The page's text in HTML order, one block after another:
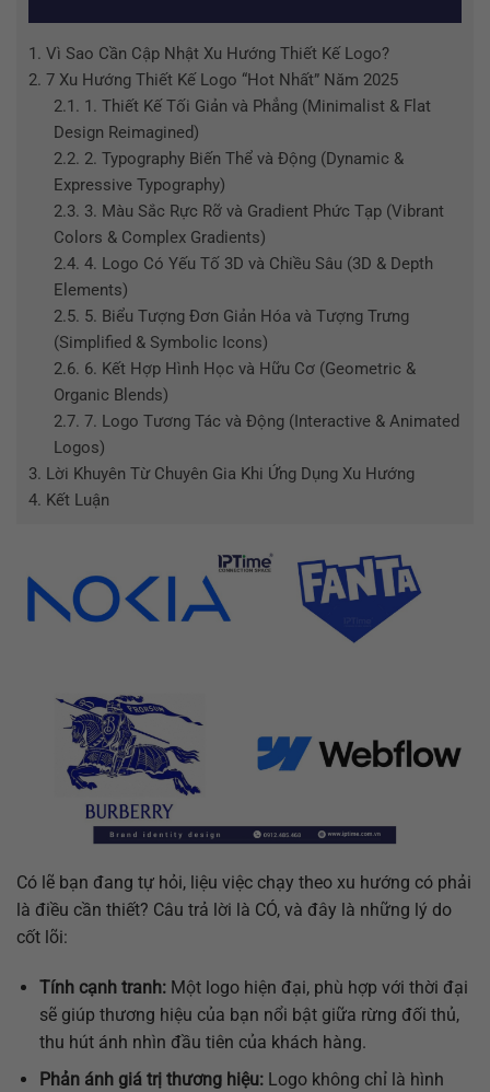
1. Vì Sao Cần Cập Nhật Xu Hướng Thiết Kế Logo?
2. 7 Xu Hướng Thiết Kế Logo “Hot Nhất” Năm 2025
2.1. 1. Thiết Kế Tối Giản và Phẳng (Minimalist & Flat
Design Reimagined)
2.2. 2. Typography Biến Thể và Động (Dynamic &
Expressive Typography)
2.3. 3. Màu Sắc Rực Rỡ và Gradient Phức Tạp (Vibrant
Colors & Complex Gradients)
2.4. 4. Logo Có Yếu Tố 3D và Chiều Sâu (3D & Depth
Elements)
2.5. 5. Biểu Tượng Đơn Giản Hóa và Tượng Trưng
(Simplified & Symbolic Icons)
2.6. 6. Kết Hợp Hình Học và Hữu Cơ (Geometric &
Organic Blends)
2.7. 7. Logo Tương Tác và Động (Interactive & Animated
Logos)
3. Lời Khuyên Từ Chuyên Gia Khi Ứng Dụng Xu Hướng
4. Kết Luận
Có lẽ bạn đang tự hỏi, liệu việc chạy theo xu hướng có phải
là điều cần thiết? Câu trả lời là CÓ, và đây là những lý do
cốt lõi:
Tính cạnh tranh:Một logo hiện đại, phù hợp với thời đại
sẽ giúp thương hiệu của bạn nổi bật giữa rừng đối thủ,
thu hút ánh nhìn đầu tiên của khách hàng.
Phản ánh giá trị thương hiệu:Logo không chỉ là hình